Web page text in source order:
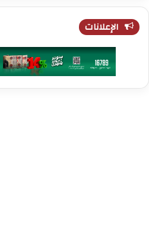
الإعلانات